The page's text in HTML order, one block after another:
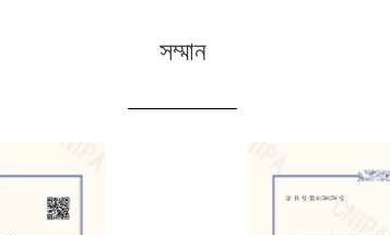
সম্মান